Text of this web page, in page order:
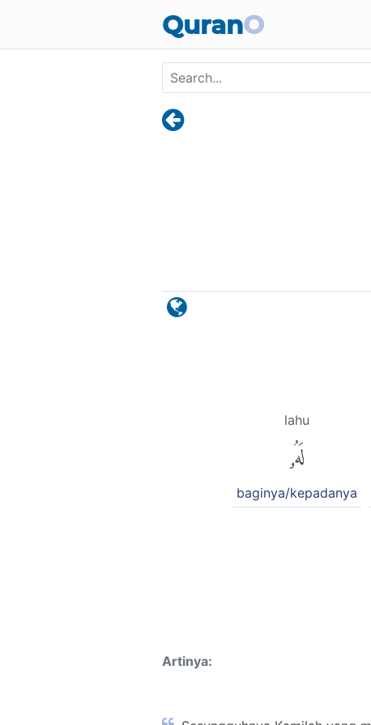
QuranO
lahu
لَهُۥ
baginya/kepadanya
Artinya: